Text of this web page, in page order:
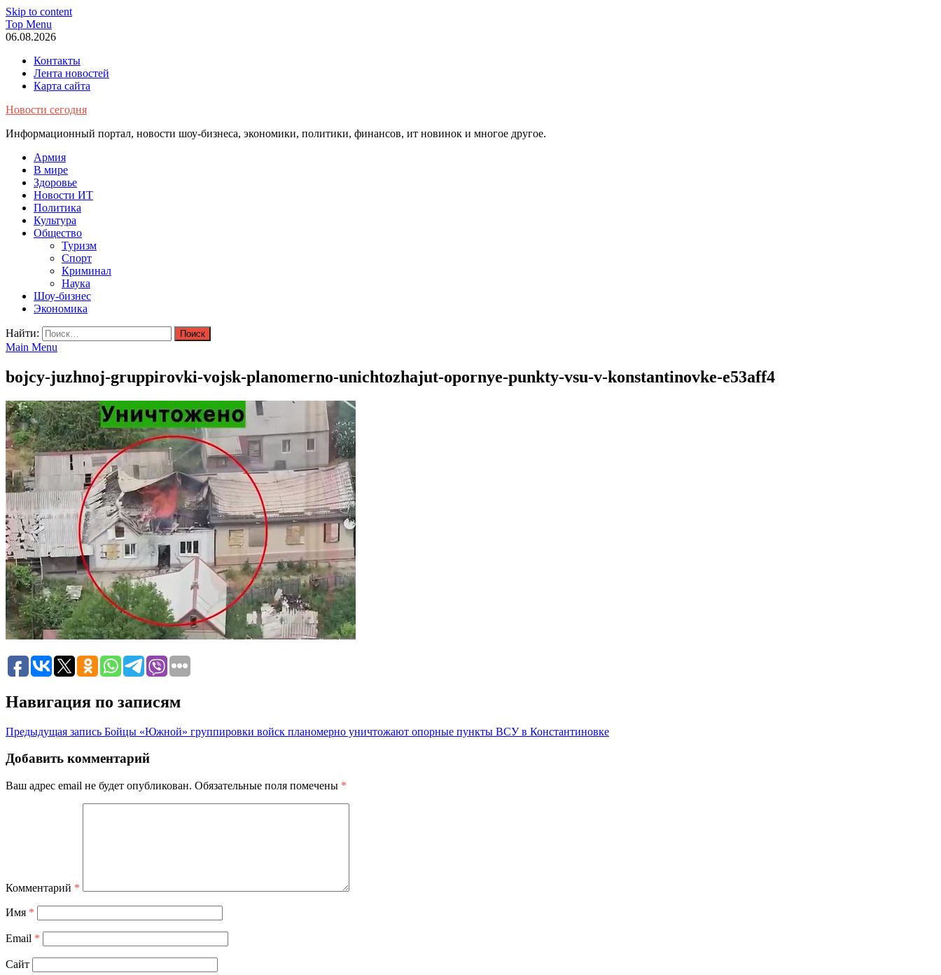
Skip to content
Top Menu
06.08.2026
Контакты
Лента новостей
Карта сайта
Новости сегодня
Информационный портал, новости шоу-бизнеса, экономики, политики, финансов, ит новинок и многое другое.
Армия
В мире
Здоровье
Новости ИТ
Политика
Культура
Общество
Туризм
Спорт
Криминал
Наука
Шоу-бизнес
Экономика
Найти:
Main Menu
bojcy-juzhnoj-gruppirovki-vojsk-planomerno-unichtozhajut-opornye-punkty-vsu-v-konstantinovke-e53aff4
Навигация по записям
Предыдущая запись Бойцы «Южной» группировки войск планомерно уничтожают опорные пункты ВСУ в Константиновке
Добавить комментарий
Ваш адрес email не будет опубликован. Обязательные поля помечены *
Комментарий *
Имя *
Email *
Сайт